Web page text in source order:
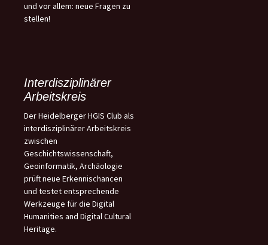
und vor allem: neue Fragen zu
stellen!
Interdisziplinärer
Arbeitskreis
Der Heidelberger HGIS Club als
interdisziplinärer Arbeitskreis
zwischen
Geschichtswissenschaft,
Geoinformatik, Archäologie
prüft neue Erkennischancen
und testet entsprechende
Werkzeuge für die Digital
Humanities and Digital Cultural
Heritage.